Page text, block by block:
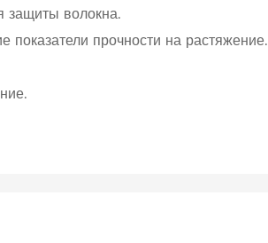
защиты волокна.
показатели прочности на растяжение.